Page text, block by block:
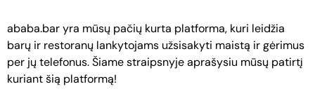
ababa.bar yra mūsų pačių kurta platforma, kuri leidžia
barų ir restoranų lankytojams užsisakyti maistą ir gėrimus
per jų telefonus. Šiame straipsnyje aprašysiu mūsų patirtį
kuriant šią platformą!